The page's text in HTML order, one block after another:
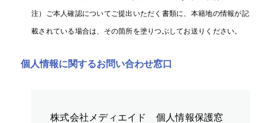
注）ご本人確認についてご提出いただく書類に、本籍地の情報が記
載されている場合は、その箇所を塗りつぶしてお送りください。
個人情報に関するお問い合わせ窓口
株式会社メディエイド 個人情報保護窓